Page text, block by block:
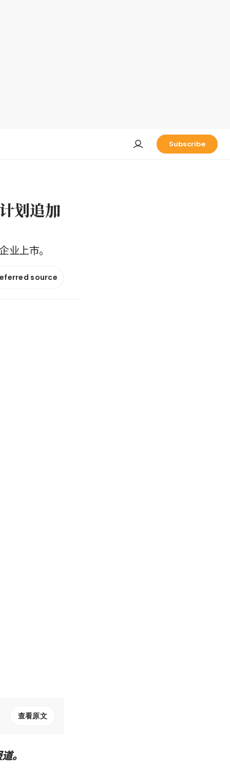
Subscribe
划追加
上市。
source
查看原文
。